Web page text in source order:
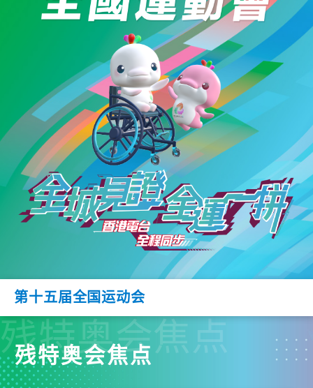
第十五届全国运动会
残特奥会焦点
残特奥会焦点